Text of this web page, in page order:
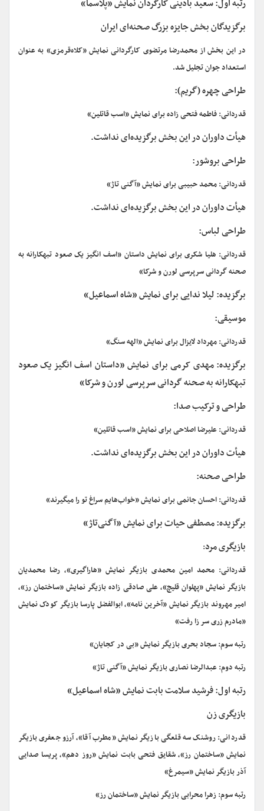
رتبه اول: سعید بادینی کارگردان نمایش «پلاسما»
برگزیدگان بخش جایزه بزرگ صحنه‌ای ایران
در این بخش از محمدرضا مرتضوی کارگردانی نمایش «کلاه‌قرمزی» به عنوان
استعداد جوان تجلیل شد.
طراحی چهره (گریم):
قدردانی: فاطمه فتحی زاده برای نمایش «اسب قاتلین»
هیأت داوران در این بخش برگزیده‌ای نداشت.
طراحی بروشور:
قدردانی: محمد حبیبی برای نمایش «آگنی تاژ»
هیأت داوران در این بخش برگزیده‌ای نداشت.
طراحی لباس:
قدردانی: هلیا شکری برای نمایش داستان «اسف انگیز یک صعود تبهکارانه به
صحنه گردانی سرپرسی لورن و شرکا»
برگزیده: لیلا ندایی برای نمایش «شاه اسماعیل»
موسیقی:
قدردانی: مهرداد لایزال برای نمایش «الهه سنگ»
برگزیده: مهدی کرمی برای نمایش «داستان اسف انگیز یک صعود
تبهکارانه به صحنه گردانی سرپرسی لورن و شرکا»
طراحی و ترکیب صدا:
قدردانی: علیرضا اصلاحی برای نمایش «اسب قاتلین»
هیأت داوران در این بخش برگزیده‌ای نداشت.
طراحی صحنه:
قدردانی: احسان جانمی برای نمایش «خواب‌هایم سراغ تو را میگیرند»
برگزیده: مصطفی حیات برای نمایش «آگنی‌تاژ»
بازیگری مرد:
قدردانی: محمد امین محمدی بازیگر نمایش «هاراگیری»، رضا محمدیان
بازیگر نمایش «پهلوان قلیچ»، علی صادقی زاده بازیگر نمایش «ساختمان رز»،
امیر مهروند بازیگر نمایش «آخرین نامه»، ابوالفضل پارسا بازیگر کودک نمایش
«مادرم زری سر زا رفت»
رتبه سوم: سجاد بحری بازیگر نمایش «بی در کجایان»
رتبه دوم: عبدالرضا نصاری بازیگر نمایش «آگنی تاژ»
رتبه اول: فرشید سلامت بابت نمایش «شاه اسماعیل»
بازیگری زن
قدردانی: روشنک سه قلعگی بازیگر نمایش «مطرب آقا»، آرزو جعفری بازیگر
نمایش «ساختمان رز»، شقایق فتحی بابت نمایش «روز دهم»، پریسا صدایی
آذر بازیگر نمایش «سیمرغ»
رتبه سوم: زهرا محرابی بازیگر نمایش «ساختمان رز»